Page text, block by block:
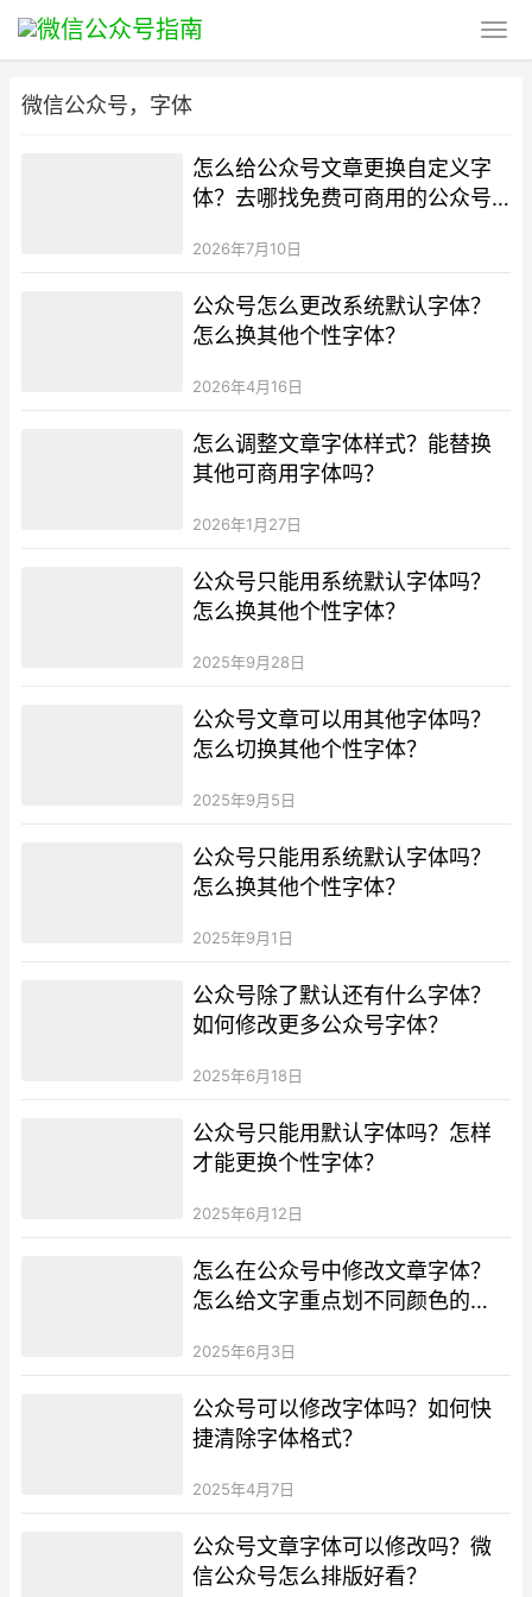
微信公众号，字体
怎么给公众号文章更换自定义字
体？去哪找免费可商用的公众号
2026年7月10日
公众号怎么更改系统默认字体？
怎么换其他个性字体？
2026年4月16日
怎么调整文章字体样式？能替换
其他可商用字体吗？
2026年1月27日
公众号只能用系统默认字体吗？
怎么换其他个性字体？
2025年9月28日
公众号文章可以用其他字体吗？
怎么切换其他个性字体？
2025年9月5日
公众号只能用系统默认字体吗？
怎么换其他个性字体？
2025年9月1日
公众号除了默认还有什么字体？
如何修改更多公众号字体？
2025年6月18日
公众号只能用默认字体吗？怎样
才能更换个性字体？
2025年6月12日
怎么在公众号中修改文章字体？
怎么给文字重点划不同颜色的
2025年6月3日
公众号可以修改字体吗？如何快
捷清除字体格式？
2025年4月7日
公众号文章字体可以修改吗？微
信公众号怎么排版好看？